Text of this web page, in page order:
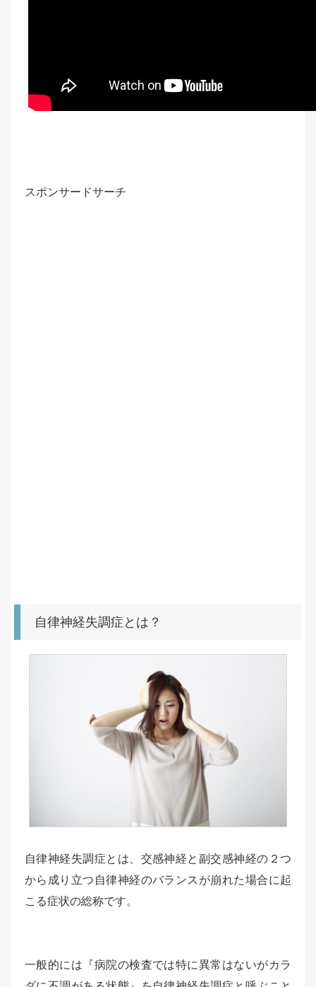
スポンサードサーチ
自律神経失調症とは？
自律神経失調症とは、交感神経と副交感神経の２つ
から成り立つ自律神経のバランスが崩れた場合に起
こる症状の総称です。
一般的には『病院の検査では特に異常はないがカラ